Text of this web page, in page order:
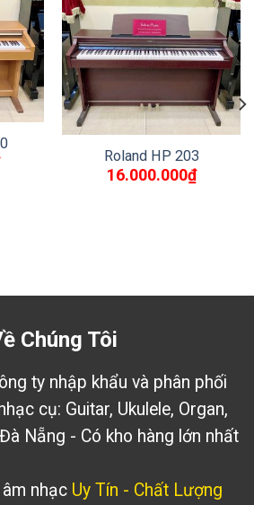
Roland HP 203
16.000.000₫
Chúng Tôi
ty nhập khẩu và phân phối
cụ: Guitar, Ukulele, Organ,
Nẵng - Có kho hàng lớn nhất
nhạc Uy Tín - Chất Lượng